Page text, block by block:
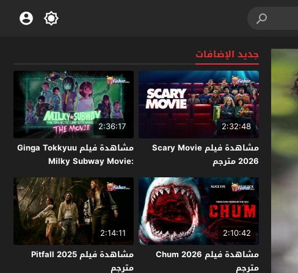
جديد الإضافات
2:32:48
مشاهدة فيلم Scary Movie
2026 مترجم
2:36:17
مشاهدة فيلم Ginga Tokkyuu
Milky Subway Movie:
Kakueki Teisha Gekijou Yuki
2026 مترجم
2:10:42
مشاهدة فيلم Chum 2026
مترجم
2:14:11
مشاهدة فيلم Pitfall 2025
مترجم